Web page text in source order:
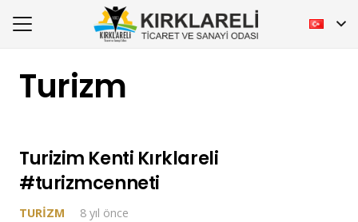
Turizm
Turizim Kenti Kırklareli
#turizmcenneti
TURIZM 8 yıl önce